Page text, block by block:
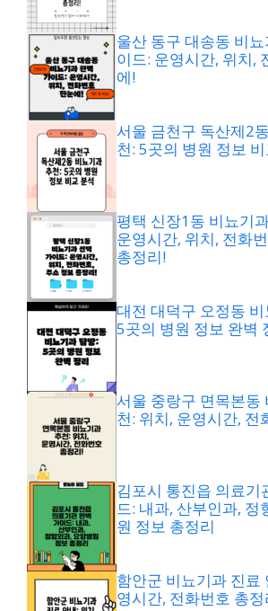
울산 동구 대송동 비
이드: 운영시간, 위치,
에!
서울 금천구 독산제2
천: 5곳의 병원 정보
평택 신장1동 비뇨기
운영시간, 위치, 전화
총정리!
대전 대덕구 오정동
5곳의 병원 정보 완벽
서울 중랑구 면목본동
천: 위치, 운영시간, 전
김포시 통진읍 의료기
드: 내과, 산부인과, 정
원 정보 총정리
함안군 비뇨기과 진료
영시간, 전화번호 총정